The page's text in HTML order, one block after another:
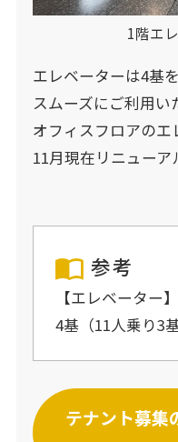
1階エ
エレベーターは4基
スムーズにご利用い
オフィスフロアのエ
11月現在リニューア
参考
【エレベーター】
4基（11人乗り3
テナント募集